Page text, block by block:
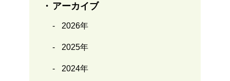
アーカイブ
2026年
2025年
2024年